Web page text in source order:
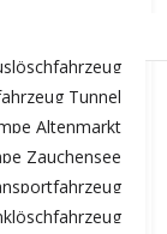
Tunnel
Altenmarkt
Zauchensee